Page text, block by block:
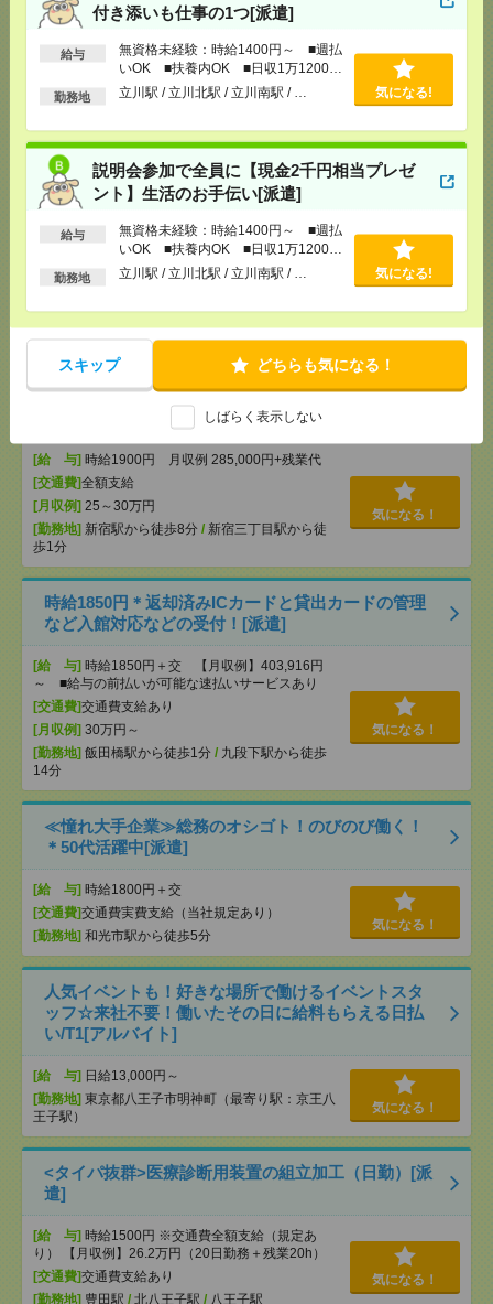
付き添いも仕事の1つ[派遣]
給与
無資格未経験：時給1400円～ ■週払
いOK ■扶養内OK ■日収1万1200円
以上
勤務地 立川駅 / 立川北駅 / 立川南駅 / … 気になる!
説明会参加で全員に【現金2千円相当プレゼ
ント】生活のお手伝い[派遣]
給与
無資格未経験：時給1400円～ ■週払
いOK ■扶養内OK ■日収1万1200円
以上
勤務地 立川駅 / 立川北駅 / 立川南駅 / … 気になる!
スキップ どちらも気になる！
しばらく表示しない
説明会参加で全員に【現金2千円相当プレゼント】生
活のお手伝い[派遣]
[給 与] 無資格未経験：時給1400円～ ■週払い
OK ■扶養内OK ■日収1万1200円以上
[交通費]交通費全額支給
[勤務地]立川駅/立川北駅/立川南駅/…
気になる！
2050円＊町田市＠確定申告書類のデータ入力／週3～
5勤務／期間限定[派遣]
[給 与]時給2050円 月収例 147,600円
町田駅から徒歩13分
（証券資格いかせそう！）時給1900円～株の注文受
付／40-60代活躍[派遣]
[給 与] 時給1900円 月収例 285,000円+残業代
[交通費]全額支給
[月収例] 25～30万円
[勤務地] 新宿駅から徒歩8分 / 新宿三丁目駅から徒
歩1分
気になる！
時給1850円＊返却済みICカードと貸出カードの管理
など入館対応などの受付！[派遣]
[給 与] 時給1850円＋交 【月収例】403,916円
～ ■給与の前払いが可能な速払いサービスあり
[交通費]交通費支給あり
[月収例] 30万円～
[勤務地] 飯田橋駅から徒歩1分 / 九段下駅から徒歩
14分
気になる！
≪憧れ大手企業≫総務のオシゴト！のびのび働く！
＊50代活躍中[派遣]
[給 与] 時給1800円＋交
[交通費]交通費実費支給（当社規定あり）
[勤務地] 和光市駅から徒歩5分
気になる！
人気イベントも！好きな場所で働けるイベントスタ
ッフ☆来社不要！働いたその日に給料もらえる日払
い/T1[アルバイト]
[給 与] 日給13,000円～
[勤務地] 東京都八王子市明神町（最寄り駅：京王八
王子駅）
気になる！
<タイパ抜群>医療診断用装置の組立加工（日勤）[派
遣]
[給 与] 時給1500円 ※交通費全額支給（規定あ
り） 【月収例】26.2万円（20日勤務＋残業20h）
[交通費]交通費支給あり
[勤務地] 豊田駅 / 北八王子駅 / 八王子駅
気になる！